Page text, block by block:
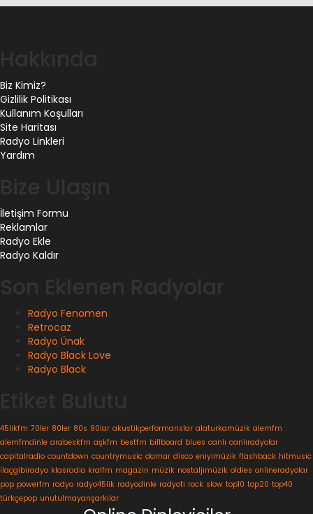
Biz Kimiz?
Gizlilik Politikası
Kullanım Koşulları
Site Haritası
Radyo Linkleri
Yardım
İletişim Formu
Reklamlar
Radyo Ekle
Radyo Kaldır
Radyo Fenomen
Retrocaz
Radyo Ünak
Radyo Black Love
Radyo Black
45likfm 70ler 80ler 80s 90lar akustikperformanslar alaturkamüzik alemfm
alemfmdinle arabeskfm aşkfm bestfm billboard blues canlı canlıradyolar
capitalradio countdown countrymusic damar disco eniyimüzik flashback hitmusic
ilaçgibiradyo klasradio kralfm magazin müzik nostaljimüzik oldies onlineradyolar
pop powerfm radyo radyo45lik radyodinle radyoti rock slow top10 top20 top40
türkçepop unutulmayanşarkılar